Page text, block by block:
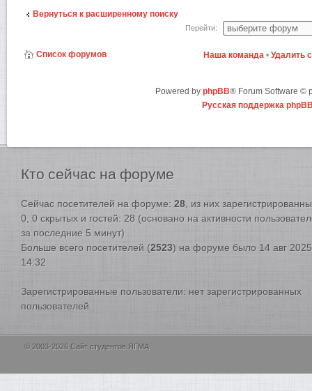
Вернуться к расширенному поиску
Перейти:
Список форумов Наша команда • Удалить
Powered by phpBB® Forum Software ©
Русская поддержка
Кто сейчас на форуме
Сейчас посетителей на форуме: 28 , из них
0, 0 скрытых и гостей: 28 (основано на активности
за последние 5 минут)
Больше всего посетителей (2523) на форуме было 14 авг
14:32
Зарегистрированные пользователи: нет зарегистрированных
пользователей
© 2003-2026 Сайт студентов ЯГМА